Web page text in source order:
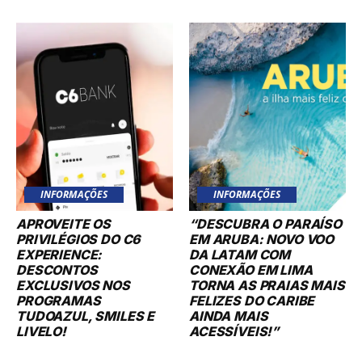
INFORMAÇÕES
APROVEITE OS
PRIVILÉGIOS DO C6
EXPERIENCE:
DESCONTOS
EXCLUSIVOS NOS
PROGRAMAS
TUDOAZUL, SMILES E
LIVELO!
INFORMAÇÕES
“DESCUBRA O PARAÍSO
EM ARUBA: NOVO VOO
DA LATAM COM
CONEXÃO EM LIMA
TORNA AS PRAIAS MAIS
FELIZES DO CARIBE
AINDA MAIS
ACESSÍVEIS!”